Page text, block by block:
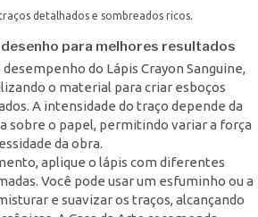
detalhados e sombreados ricos.
para melhores resultados
do Lápis Crayon Sanguine,
o material para criar esboços
A intensidade do traço depende da
sobre o papel, permitindo variar a força
da obra.
aplique o lápis com diferentes
Você pode usar um esfuminho ou a
e suavizar os traços, alcançando